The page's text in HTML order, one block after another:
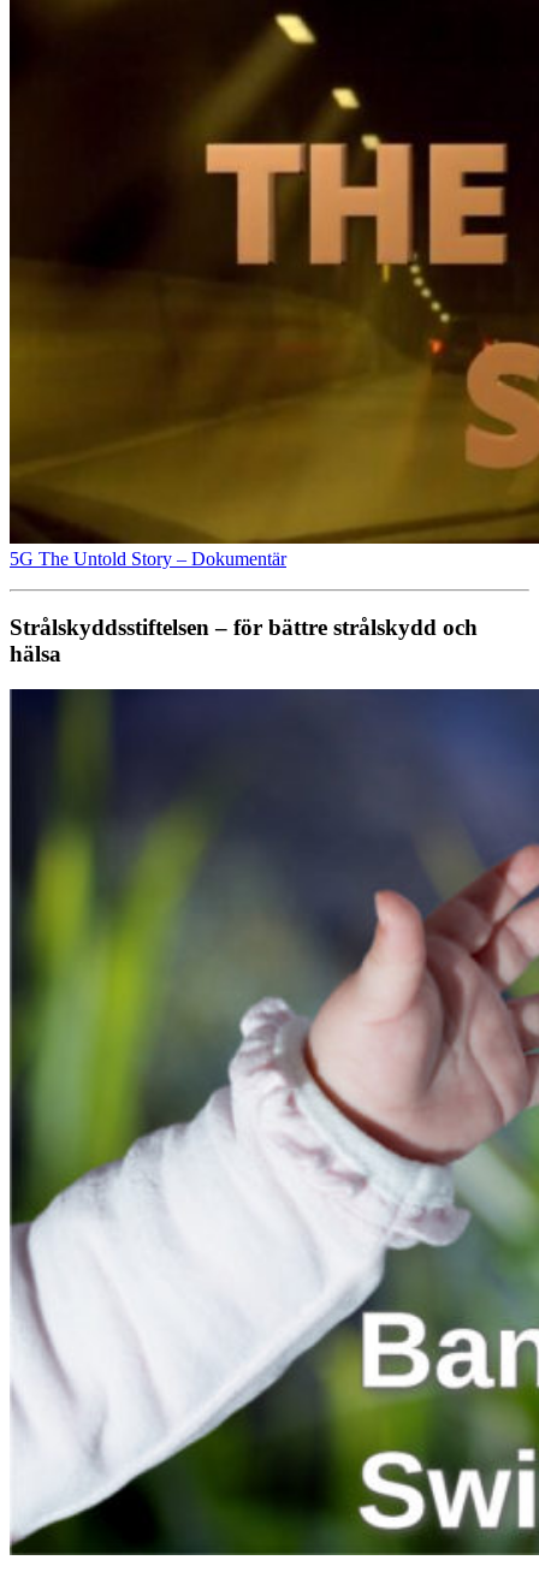
5G The Untold Story – Dokumentär
Strålskyddsstiftelsen – för bättre strålskydd och
hälsa